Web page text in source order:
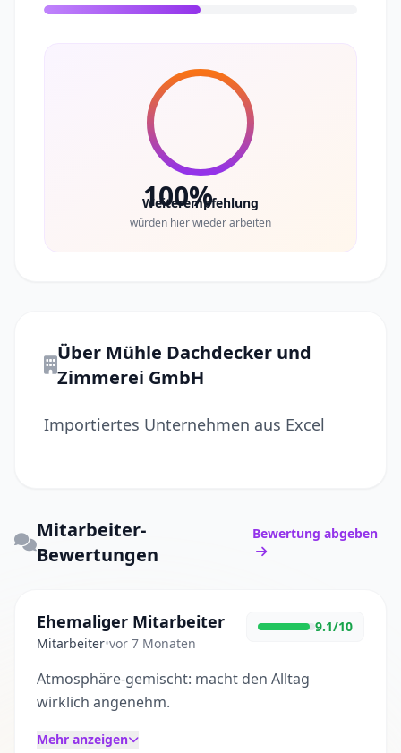
100%
Weiterempfehlung
würden hier wieder arbeiten
Über Mühle Dachdecker und
Zimmerei GmbH
Importiertes Unternehmen aus Excel
Mitarbeiter-
Bewertungen
Bewertung abgeben
Ehemaliger Mitarbeiter
Mitarbeiter•vor 7 Monaten
9.1/10
Atmosphäre-gemischt: macht den Alltag
wirklich angenehm.
Mehr anzeigen